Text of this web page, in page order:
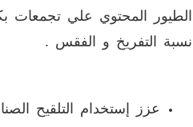
الطيور المحتوي علي تجمعات
نسبة التفريخ و الفقس .
عزز إستخدام التلقيح